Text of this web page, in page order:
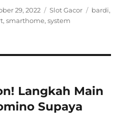
29, 2022 Categories
Slot Gacor Tags
bardi,
,smarthome,system
Langkah Main
Supaya